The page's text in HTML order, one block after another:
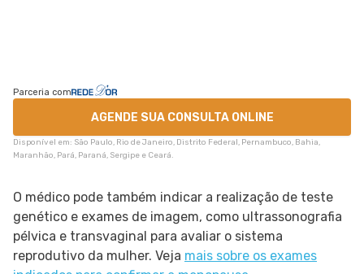
Parceria com
AGENDE SUA CONSULTA ONLINE
Disponível em: São Paulo, Rio de Janeiro, Distrito Federal, Pernambuco, Bahia,
Maranhão, Pará, Paraná, Sergipe e Ceará.
O médico pode também indicar a realização de teste
genético e exames de imagem, como ultrassonografia
pélvica e transvaginal para avaliar o sistema
reprodutivo da mulher. Veja mais sobre os exames